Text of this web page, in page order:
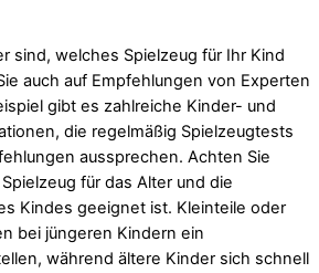
sind, welches Spielzeug für Ihr Kind
auch auf Empfehlungen von Experten
gibt es zahlreiche Kinder- und
die regelmäßig Spielzeugtests
aussprechen. Achten Sie
für das Alter und die
Kindes geeignet ist. Kleinteile oder
bei jüngeren Kindern ein
während ältere Kinder sich schnell